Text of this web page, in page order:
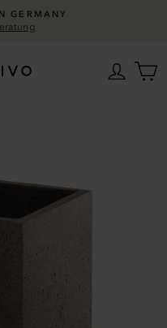
GERMANY